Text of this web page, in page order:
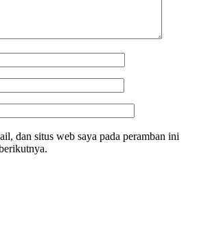
dan situs web saya pada peramban ini